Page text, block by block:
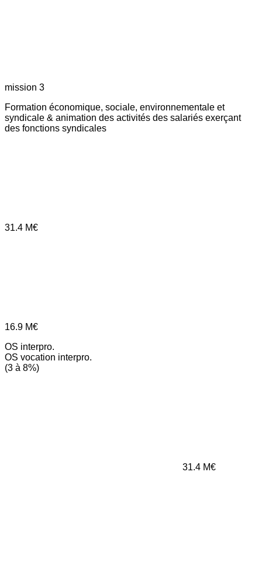
mission 3
Formation économique, sociale, environnementale et
syndicale & animation des activités des salariés exerçant
des fonctions syndicales
31.4 M€
16.9 M€
OS interpro.
OS vocation interpro.
(3 à 8%)
31.4 M€